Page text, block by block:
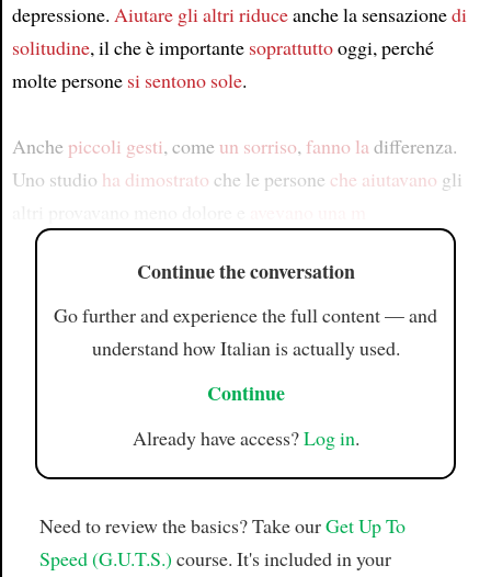
depressione. Aiutare gli altririduceanche la sensazionedi
solitudine, il che è importante soprattuttooggi, perché
molte persone si sentono sole.
Anche piccoli gesti, comeun sorriso,fanno ladifferenza.
Uno studio ha dimostrato che le persone che aiutavano gli
Continue the conversation
Go further and experience the full content — and
understand how Italian is actually used.
Continue
Already have access?Log in.
Need to review the basics? Take ourGet Up To
Speed (G.U.T.S.) course. It's included in your